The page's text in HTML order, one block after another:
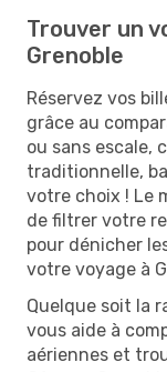
Trouver un
Grenoble
Réservez vos
grâce au
ou sans escale,
traditionnelle,
votre choix ! Le
de filtrer votre
pour dénicher
votre voyage à
Quelque soit la
vous aide à
aériennes et